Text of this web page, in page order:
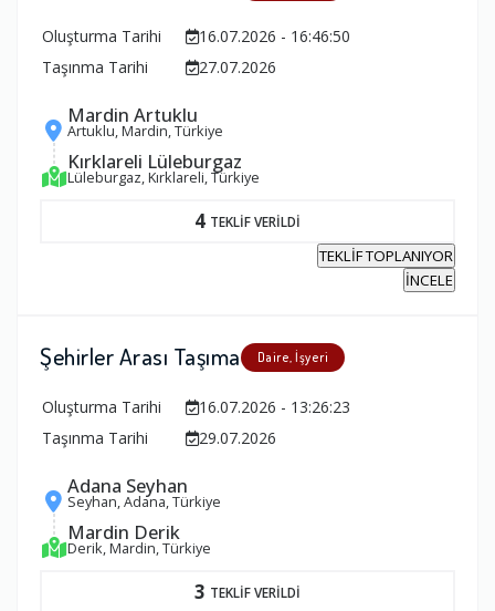
Oluşturma Tarihi
16.07.2026 - 16:46:50
Taşınma Tarihi
27.07.2026
Mardin Artuklu
Artuklu, Mardin, Türkiye
Kırklareli Lüleburgaz
Lüleburgaz, Kırklareli, Türkiye
4 TEKLİF VERİLDİ
TEKLİF TOPLANIYOR
İNCELE
Şehirler Arası Taşıma Daire, İşyeri
Oluşturma Tarihi
16.07.2026 - 13:26:23
Taşınma Tarihi
29.07.2026
Adana Seyhan
Seyhan, Adana, Türkiye
Mardin Derik
Derik, Mardin, Türkiye
3 TEKLİF VERİLDİ